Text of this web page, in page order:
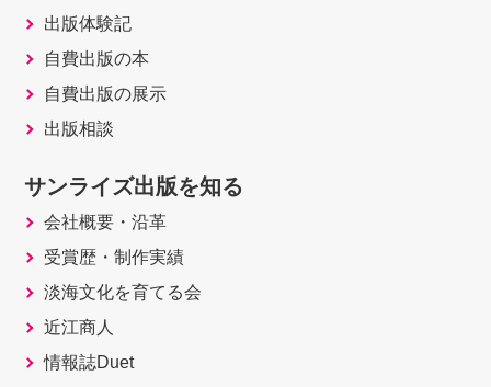
出版体験記
自費出版の本
自費出版の展示
出版相談
サンライズ出版を知る
会社概要・沿革
受賞歴・制作実績
淡海文化を育てる会
近江商人
情報誌Duet